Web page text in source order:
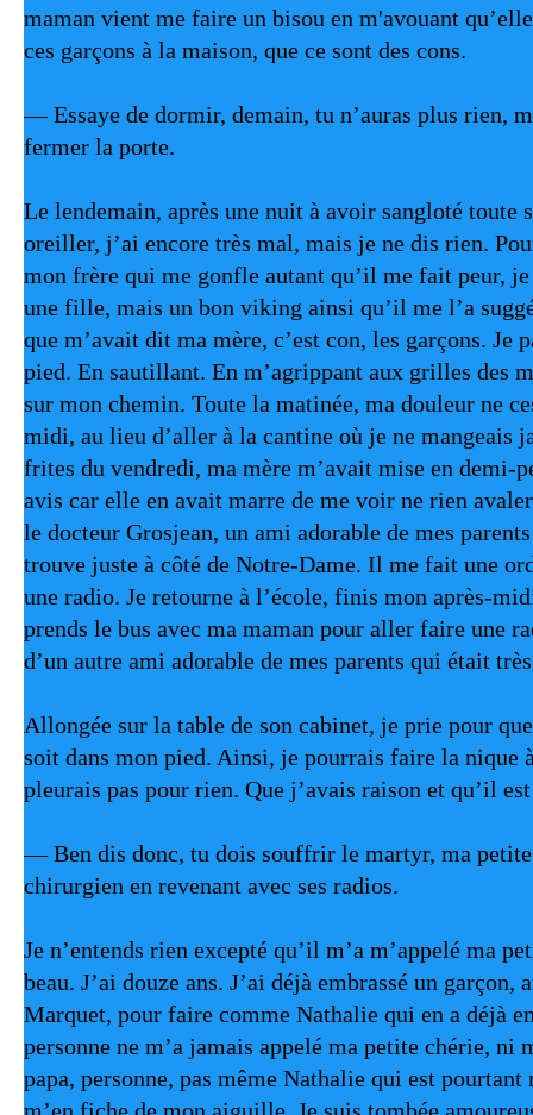
maman vient me faire un bisou en m'avouant
ces garçons à la maison, que ce sont des cons.
— Essaye de dormir, demain, tu n’auras plus rien,
fermer la porte.
Le lendemain, après une nuit à avoir sangloté toute
oreiller, j’ai encore très mal, mais je ne dis rien.
mon frère qui me gonfle autant qu’il me fait peur, je
une fille, mais un bon viking ainsi qu’il me l’a
que m’avait dit ma mère, c’est con, les garçons. Je
pied. En sautillant. En m’agrippant aux grilles des
sur mon chemin. Toute la matinée, ma douleur ne
midi, au lieu d’aller à la cantine où je ne mangeais
frites du vendredi, ma mère m’avait mise en demi-
avis car elle en avait marre de me voir ne rien
le docteur Grosjean, un ami adorable de mes
trouve juste à côté de Notre-Dame. Il me fait une
une radio. Je retourne à l’école, finis mon après-
prends le bus avec ma maman pour aller faire une
d’un autre ami adorable de mes parents qui était
Allongée sur la table de son cabinet, je prie pour
soit dans mon pied. Ainsi, je pourrais faire la nique
pleurais pas pour rien. Que j’avais raison et qu’il
— Ben dis donc, tu dois souffrir le martyr, ma
chirurgien en revenant avec ses radios.
Je n’entends rien excepté qu’il m’a m’appelé ma
beau. J’ai douze ans. J’ai déjà embrassé un garçon,
Marquet, pour faire comme Nathalie qui en a déjà
personne ne m’a jamais appelé ma petite chérie, ni
papa, personne, pas même Nathalie qui est